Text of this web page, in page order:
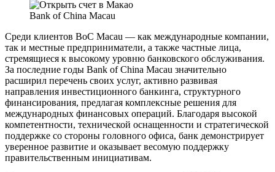
Bank of China Macau
Среди клиентов BoC Macau — как международные компании,
так и местные предприниматели, а также частные лица,
стремящиеся к высокому уровню банковского обслуживания.
За последние годы Bank of China Macau значительно
расширил перечень своих услуг, активно развивая
направления инвестиционного банкинга, структурного
финансирования, предлагая комплексные решения для
международных финансовых операций. Благодаря высокой
компетентности, технической оснащенности и стратегической
поддержке со стороны головного офиса, банк демонстрирует
уверенное развитие и оказывает весомую поддержку
правительственным инициативам.